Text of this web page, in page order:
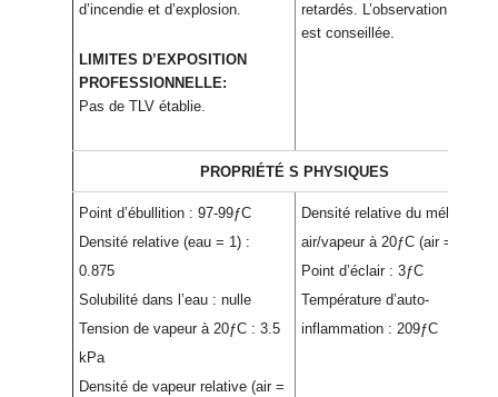
d’incendie et d’explosion.
LIMITES D’EXPOSITION
PROFESSIONNELLE:
Pas de TLV établie.
retardés. L’observation
est conseillée.
PROPRIÉTÉ S PHYSIQUES
Point d’ébullition : 97-99ƒC
Densité relative (eau = 1) :
0.875
Solubilité dans l’eau : nulle
Tension de vapeur à 20ƒC : 3.5
kPa
Densité de vapeur relative (air =
Densité relative du mélange
air/vapeur à 20ƒC (air = 1) :
Point d’éclair : 3ƒC
Température d’auto-
inflammation : 209ƒC